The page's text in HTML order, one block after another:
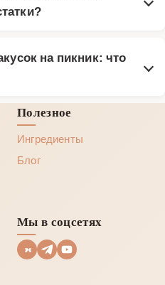
на пикник: что
Полезное
Ингредиенты
Блог
Мы в соцсетях